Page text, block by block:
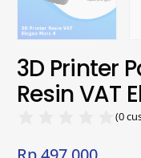
3D Printer
Resin VAT
(0